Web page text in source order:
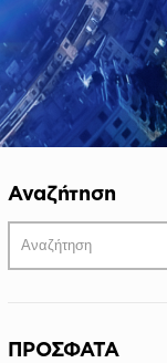
Αναζήτηση
ΠΡΟΣΦΑΤΑ